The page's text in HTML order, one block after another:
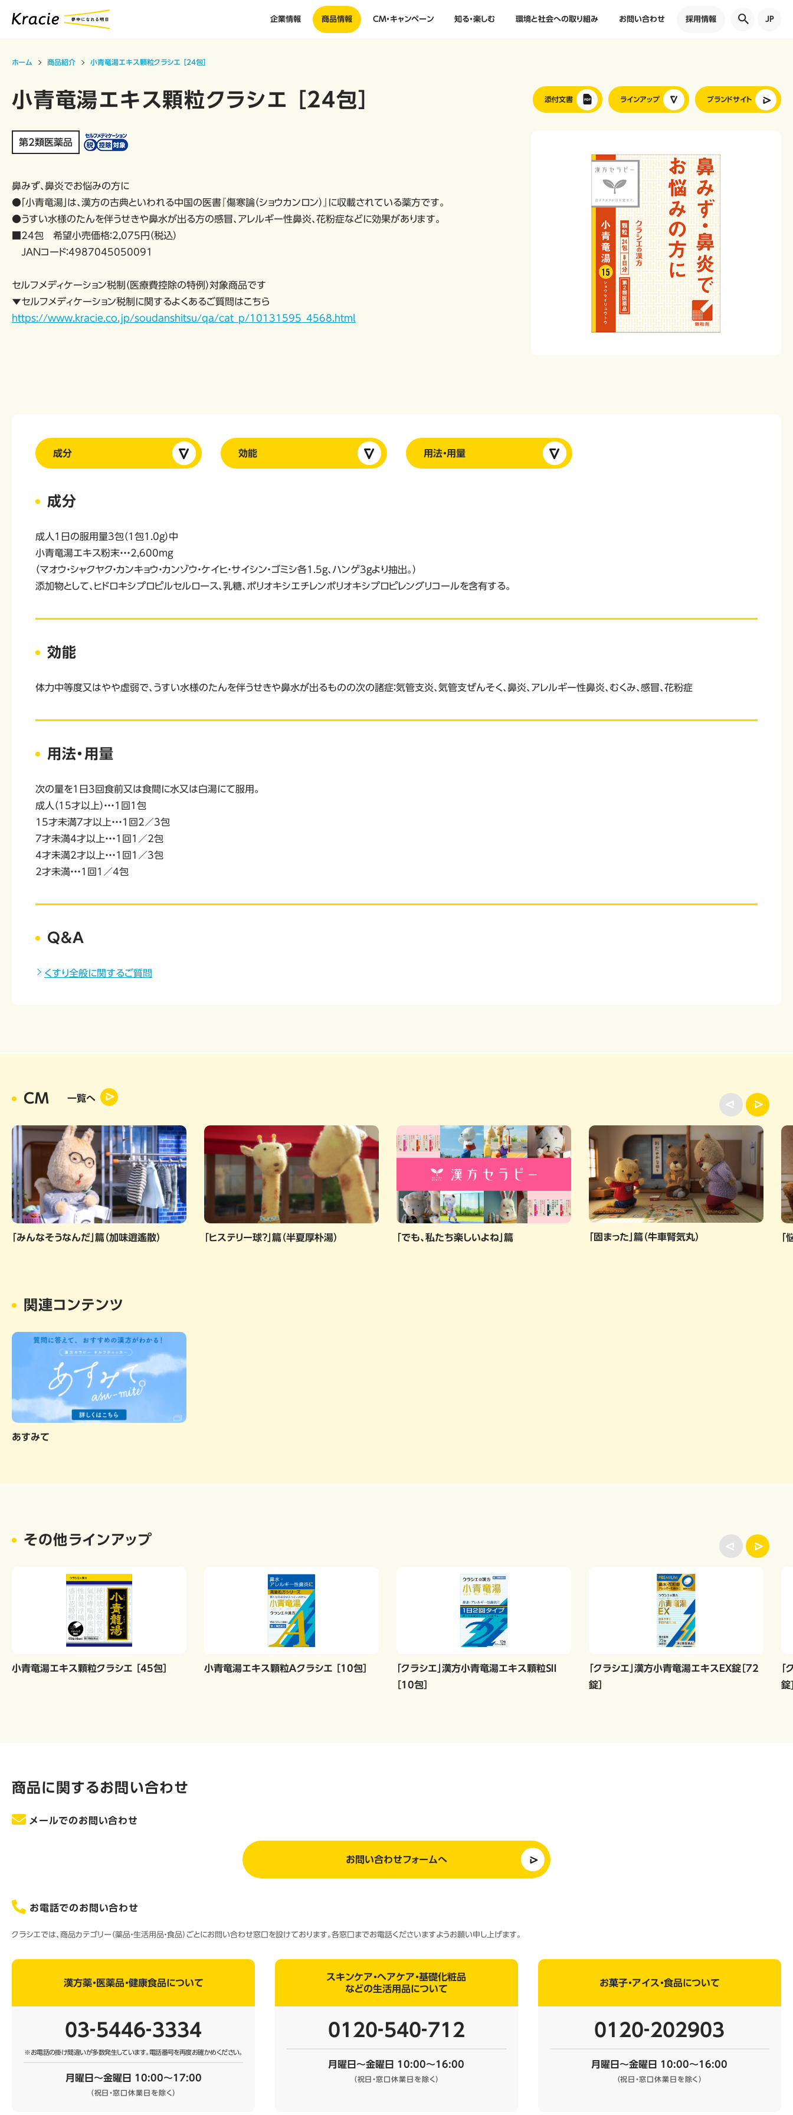
企業情報 商品情報 CM・キャンペーン 知る・楽しむ 環境と社会への取り組み お問い合わせ 採用情報 JP
ホーム 商品紹介 小青竜湯エキス顆粒クラシエ ［24包］
添付文書 ラインアップ ブランドサイト
小青竜湯エキス顆粒クラシエ ［24包］
第2類医薬品
鼻みず、鼻炎でお悩みの方に
●「小青竜湯」は、漢方の古典といわれる中国の医書『傷寒論（ショウカンロン）』に収載されている薬方です。
●うすい水様のたんを伴うせきや鼻水が出る方の感冒、アレルギー性鼻炎、花粉症などに効果があります。
■24包 希望小売価格：2,075円（税込）
JANコード：4987045050091
セルフメディケーション税制（医療費控除の特例）対象商品です
▼セルフメディケーション税制に関するよくあるご質問はこちら
https://www.kracie.co.jp/soudanshitsu/qa/cat_p/10131595_4568.html
成分 効能 用法・用量
成分
成人1日の服用量3包（1包1.0g）中
小青竜湯エキス粉末・・・2,600mg
（マオウ・シャクヤク・カンキョウ・カンゾウ・ケイヒ・サイシン・ゴミシ各1.5g、ハンゲ3gより抽出。）
添加物として、ヒドロキシプロピルセルロース、乳糖、ポリオキシエチレンポリオキシプロピレングリコールを含有する。
効能
体力中等度又はやや虚弱で、うすい水様のたんを伴うせきや鼻水が出るものの次の諸症：気管支炎、気管支ぜんそく、鼻炎、アレルギー性鼻炎、むくみ、感冒、花粉症
用法・用量
次の量を1日3回食前又は食間に水又は白湯にて服用。
成人（15才以上）・・・1回1包
15才未満7才以上・・・1回2／3包
7才未満4才以上・・・1回1／2包
4才未満2才以上・・・1回1／3包
2才未満・・・1回1／4包
Q&A
くすり全般に関するご質問
CM 一覧へ
「みんなそうなんだ」篇（加味逍遙散） 「ヒステリー球？」篇（半夏厚朴湯） 「でも、私たち楽しいよね」篇 「固まった」篇（牛車腎気丸）
関連コンテンツ
あすみて
その他ラインアップ
小青竜湯エキス顆粒クラシエ ［45包］ 小青竜湯エキス顆粒Ａクラシエ ［10包］
「クラシエ」漢方小青竜湯エキス顆粒ＳＩＩ
［10包］
「クラシエ」漢方小青竜湯エキスEX錠［72
錠］
錠
商品に関するお問い合わせ
メールでのお問い合わせ
お問い合わせフォームへ
お電話でのお問い合わせ
クラシエでは、商品カテゴリー（薬品・生活用品・食品）ごとにお問い合わせ窓口を設けております。各窓口までお電話くださいますようお願い申し上げます。
漢方薬・医薬品・健康食品について
03‐5446‐3334
※お電話の掛け間違いが多数発生しています。電話番号を再度お確かめください。
月曜日～金曜日 10:00～17:00
（祝日・窓口休業日を除く）
スキンケア・ヘアケア・基礎化粧品
などの生活用品について
0120‐540‐712
月曜日～金曜日 10:00～16:00
（祝日・窓口休業日を除く）
お菓子・アイス・食品について
0120‐202903
月曜日～金曜日 10:00～16:00
（祝日・窓口休業日を除く）